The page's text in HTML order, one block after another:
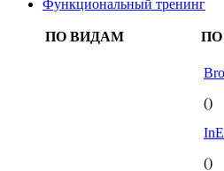
Функциональный тренинг
ПО ВИДАМ
()
()